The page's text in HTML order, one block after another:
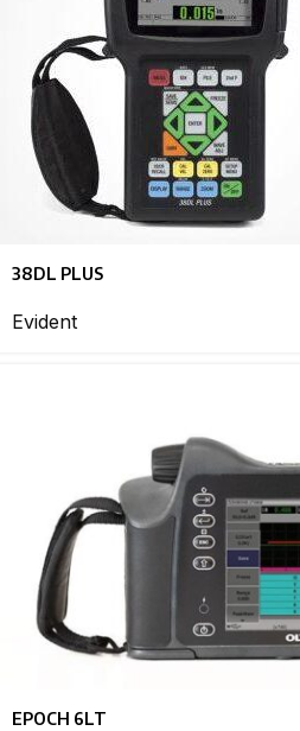
38DL PLUS
Evident
EPOCH 6LT